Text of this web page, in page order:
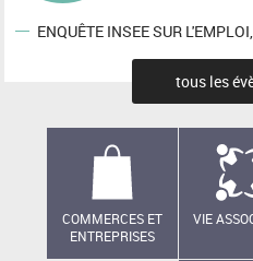
ENQUÊTE INSEE SUR
tous les
COMMERCES ET
ENTREPRISES
VIE